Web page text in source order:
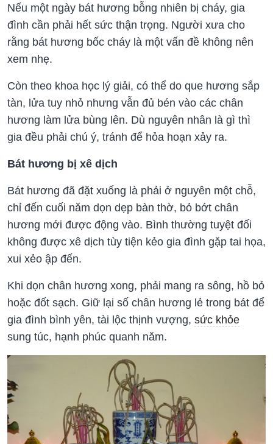
Nếu một ngày bát hương bỗng nhiên bị cháy, gia
đình cần phải hết sức thận trọng. Người xưa cho
rằng bát hương bốc cháy là một vấn đề không nên
xem nhẹ.
Còn theo khoa học lý giải, có thể do que hương sắp
tàn, lửa tuy nhỏ nhưng vẫn đủ bén vào các chân
hương làm lửa bùng lên. Dù nguyên nhân là gì thì
gia đều phải chú ý, tránh để hỏa hoạn xảy ra.
Bát hương bị xê dịch
Bát hương đã đặt xuống là phải ở nguyên một chỗ,
chỉ đến cuối năm dọn dẹp bàn thờ, bỏ bớt chân
hương mới được động vào. Bình thường tuyệt đối
không được xê dịch tùy tiện kẻo gia đình gặp tai họa,
xui xẻo ập đến.
Khi dọn chân hương xong, phải mang ra sông, hồ bỏ
hoặc đốt sạch. Giữ lại số chân hương lẻ trong bát để
gia đình bình yên, tài lộc thịnh vượng, sức khỏe
sung túc, hạnh phúc quanh năm.